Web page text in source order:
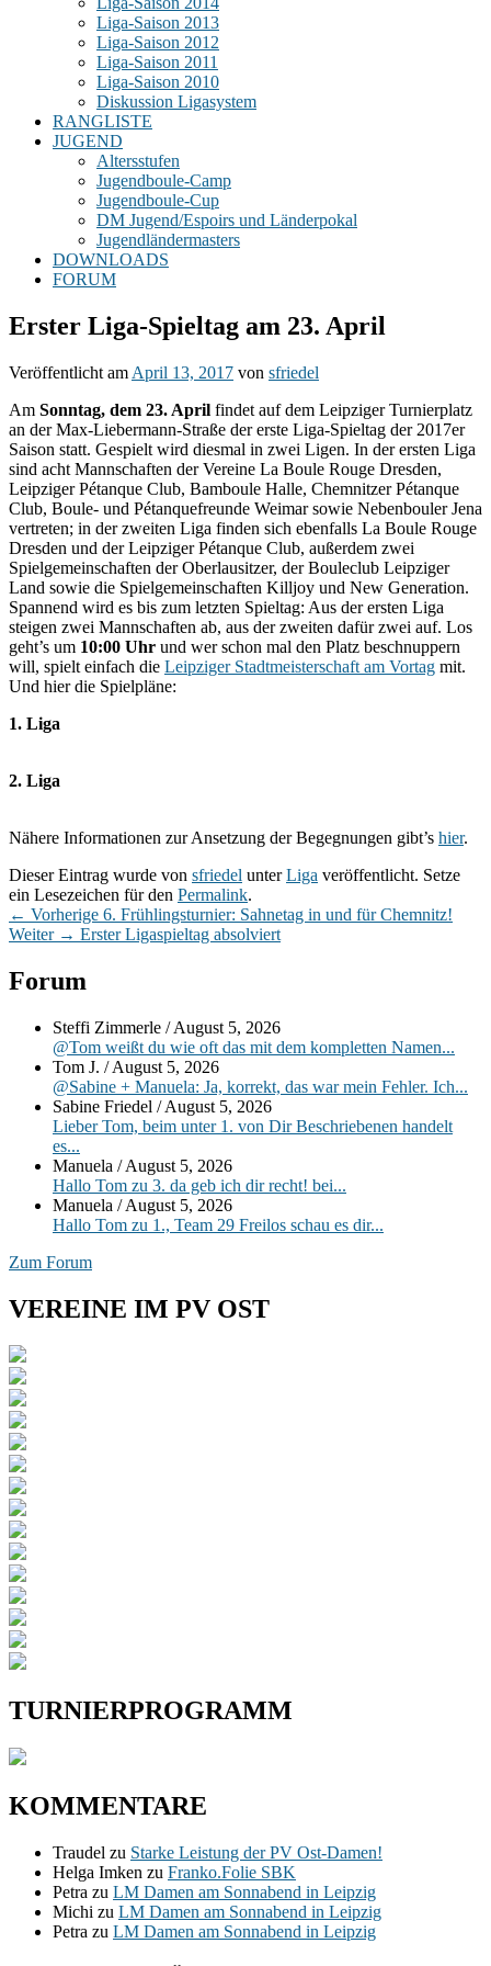
Liga-Saison 2013
Liga-Saison 2012
Liga-Saison 2011
Liga-Saison 2010
Diskussion Ligasystem
RANGLISTE
JUGEND
Altersstufen
Jugendboule-Camp
Jugendboule-Cup
DM Jugend/Espoirs und Länderpokal
Jugendländermasters
DOWNLOADS
FORUM
Erster Liga-Spieltag am 23. April
Veröffentlicht am April 13, 2017 von sfriedel
Am Sonntag, dem 23. April findet auf dem Leipziger Turnierplatz
an der Max-Liebermann-Straße der erste Liga-Spieltag der 2017er
Saison statt. Gespielt wird diesmal in zwei Ligen. In der ersten Liga
sind acht Mannschaften der Vereine La Boule Rouge Dresden,
Leipziger Pétanque Club, Bamboule Halle, Chemnitzer Pétanque
Club, Boule- und Pétanquefreunde Weimar sowie Nebenbouler Jena
vertreten; in der zweiten Liga finden sich ebenfalls La Boule Rouge
Dresden und der Leipziger Pétanque Club, außerdem zwei
Spielgemeinschaften der Oberlausitzer, der Bouleclub Leipziger
Land sowie die Spielgemeinschaften Killjoy und New Generation.
Spannend wird es bis zum letzten Spieltag: Aus der ersten Liga
steigen zwei Mannschaften ab, aus der zweiten dafür zwei auf. Los
geht’s um 10:00 Uhr und wer schon mal den Platz beschnuppern
will, spielt einfach die Leipziger Stadtmeisterschaft am Vortag mit.
Und hier die Spielpläne:
1. Liga
2. Liga
Nähere Informationen zur Ansetzung der Begegnungen gibt’s hier.
Dieser Eintrag wurde von sfriedel unterLiga veröffentlicht. Setze
ein Lesezeichen für den Permalink.
Beitragsnavigation
← Vorherige Vorheriger
Beitrag:
6. Frühlingsturnier: Sahnetag in und für Chemnitz!
Weiter → Nächster
Erster Ligaspieltag absolviert
Primärer
Widgetbereich
Forum
Steffi Zimmerle /August 5, 2026
@Tom weißt du wie oft das mit dem kompletten Namen...
Tom J. /August 5, 2026
@Sabine + Manuela: Ja, korrekt, das war mein Fehler. Ich...
Sabine Friedel /August 5, 2026
Lieber Tom, beim unter 1. von Dir Beschriebenen handelt
es...
Manuela /August 5, 2026
Hallo Tom zu 3. da geb ich dir recht! bei...
Manuela /August 5, 2026
Hallo Tom zu 1., Team 29 Freilos schau es dir...
Zum Forum
VEREINE IM PV OST
TURNIERPROGRAMM
KOMMENTARE
Traudel zu Starke Leistung der PV Ost-Damen!
Helga Imken zu Franko.Folie SBK
Petra zu LM Damen am Sonnabend in Leipzig
Michi zu LM Damen am Sonnabend in Leipzig
Petra zu LM Damen am Sonnabend in Leipzig